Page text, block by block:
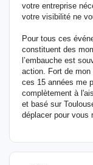
votre entreprise
votre visibilité ne
Pour tous ces
constituent des
l’embauche est
action. Fort de mon
ces 15 années me
complètement à
et basé sur
déplacer pour vous